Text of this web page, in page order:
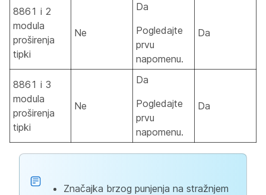
8861 i 2
modula
proširenja
tipki
Ne
Da
Pogledajte
prvu
napomenu.
Da
8861 i 3
modula
proširenja
tipki
Ne
Da
Pogledajte
prvu
napomenu.
Da
Značajka brzog punjenja na stražnjem